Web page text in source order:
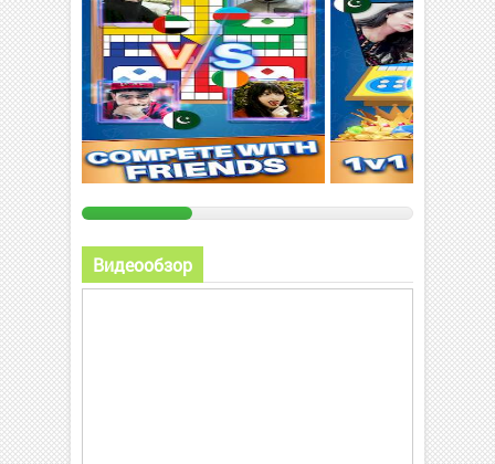
Видеообзор